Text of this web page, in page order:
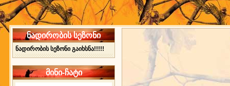
ნადირობის სეზონი
ნადირობის სეზონი გაიხსნა!!!!!
მინი-ჩატი